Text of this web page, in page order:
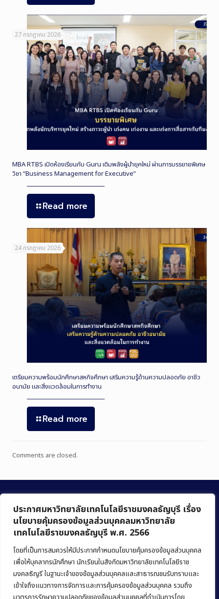
ประกาศมหาวิทยาลัยเทคโนโลยีราชมงคลธัญบุรี เรื่อง
นโยบายคุ้มครองข้อมูลส่วนบุคคลมหาวิทยาลัย
เทคโนโลยีราชมงคลธัญบุรี พ.ศ. 2566
โดยที่เป็นการสมควรให้มีประกาศกำหนดนโยบายคุ้มครองข้อมูลส่วนบุคคล
เพื่อให้บุคลากรนักศึกษา นักเรียนในสังกัดมหาวิทยาลัยเทคโนโลยีราช
มงคลธัญรี ในฐานะเจ้าของข้อมูลส่วนบุคคลและสาธารณชนรับทราบและ
เข้าใจถึงแนวทางการจัดการและการคุ้มครองข้อมูลส่วนบุคคล รวมถึง
27 กรกฎาคม 2026
MBA RTBS เปิดห้องเรียนกับ Guru เติมพลังผู้นำยุคใหม่ ผ่านการบรรยายพิเศษ
วิชา “Business Management for Executive”
Read more
24 กรกฎาคม 2026
เตรียมความพร้อมนักศึกษาสหกิจศึกษา เสริมความรู้ด้านความปลอดภัย อาชีว
อนามัย และสิ่งแวดล้อมในการทำงาน
Read more
Comments are closed.
คณะบริหารธุรกิจ
มหาวิทยาลัยเทคโนโลยีราชมงคลธัญบุรี
39 หมู่ 1 ถนนรังสิต-นครนายก ตำบลคลองหก
อำเภอคลองหลวง จังหวัดปทุมธานี 12120